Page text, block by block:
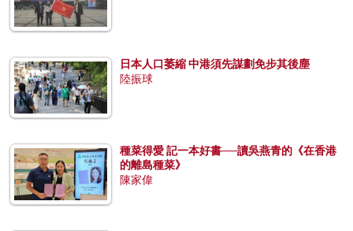
日本人口萎縮 中港須先謀劃免步其後塵
陸振球
種菜得愛 記一本好書──讀吳燕青的《在香港
的離島種菜》
陳家偉